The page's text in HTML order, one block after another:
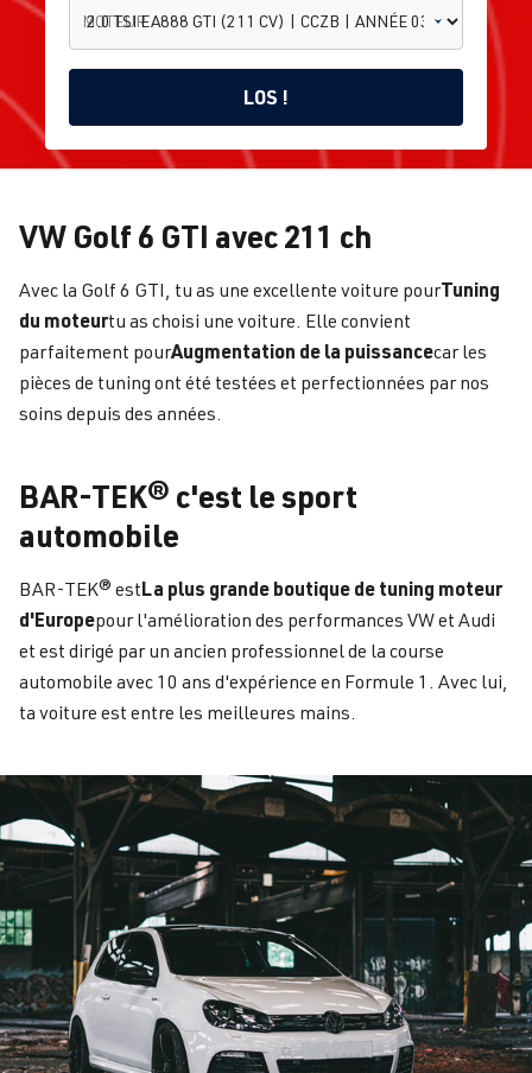
MOTEUR
LOS !
Accueil Volkswagen
6
CCZB |
-
03.2012
VW Golf 6 GTI avec 211 ch
Avec la Golf 6 GTI, tu as une excellente voiture pourTuning
du moteurtu as choisi une voiture. Elle convient
parfaitement pourAugmentation de la puissancecar les
pièces de tuning ont été testées et perfectionnées par nos
soins depuis des années.
BAR-TEK® c'est le sport
automobile
BAR-TEK® estLa plus grande boutique de tuning moteur
d'Europepour l'amélioration des performances VW et Audi
et est dirigé par un ancien professionnel de la course
automobile avec 10 ans d'expérience en Formule 1. Avec lui,
ta voiture est entre les meilleures mains.